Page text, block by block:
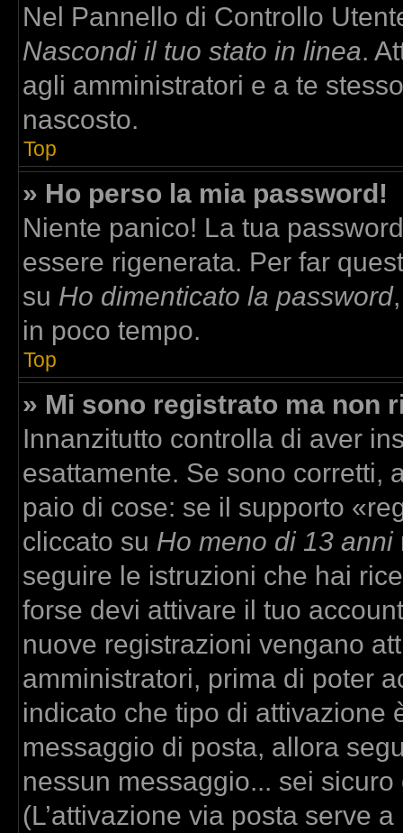
Nel Pannello di Controllo
Nascondi il tuo stato in linea.
agli amministratori e a te
nascosto.
Top
» Ho perso la mia password!
Niente panico! La tua
essere rigenerata. Per far
su Ho dimenticato la password
in poco tempo.
Top
» Mi sono registrato ma non
Innanzitutto controlla di aver
esattamente. Se sono corretti,
paio di cose: se il supporto
cliccato su Ho meno di 13 anni
seguire le istruzioni che hai
forse devi attivare il tuo
nuove registrazioni vengano
amministratori, prima di poter
indicato che tipo di attivazione
messaggio di posta, allora
nessun messaggio... sei
(L’attivazione via posta serve